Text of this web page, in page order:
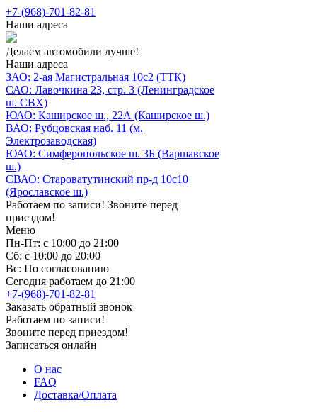
+7-(968)-701-82-81
Наши адреса
Делаем автомобили лучше!
Наши адреса
ЗАО: 2-ая Магистральная 10с2 (ТТК)
САО: Лавочкина 23, стр. 3 (Ленинградское
ш. СВХ)
ЮАО: Каширское ш., 22А (Каширское ш.)
ВАО: Рубцовская наб. 11 (м.
Электрозаводская)
ЮАО: Симферопольское ш. 3Б (Варшавское
ш.)
СВАО: Староватутинский пр-д 10с10
(Ярославское ш.)
Работаем по записи! Звоните перед
приездом!
Меню
Пн-Пт: с 10:00 до 21:00
Сб: с 10:00 до 20:00
Вс: По согласованию
Сегодня работаем до 21:00
+7-(968)-701-82-81
Заказать обратный звонок
Работаем по записи!
Звоните перед приездом!
Записаться онлайн
О нас
FAQ
Доставка/Оплата